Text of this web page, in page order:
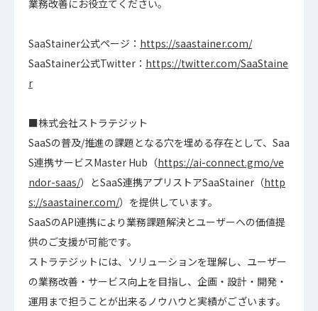
業務改善にお役立てください。
SaaStainer公式ページ： https://saastainer.com/
SaaStainer公式Twitter： https://twitter.com/SaaStaine
r
■株式会社ストラテジット
SaaSの普及/推進の課題となる穴を埋める存在として、Saa
S連携サービスMaster Hub（https://ai-connect.gmo/ve
ndor-saas/）とSaaS連携アプリストアSaaStainer（http
s://saastainer.com/）を提供しています。
SaaSのAPI連携により業務課題解決とユーザーへの価値提
供のご支援が可能です。
ストラテジットには、ソリューションを理解し、ユーザー
の業務改善・サービス向上を目指し、企画・設計・開発・
運用まで担うことが出来るノウハウと実績がございます。